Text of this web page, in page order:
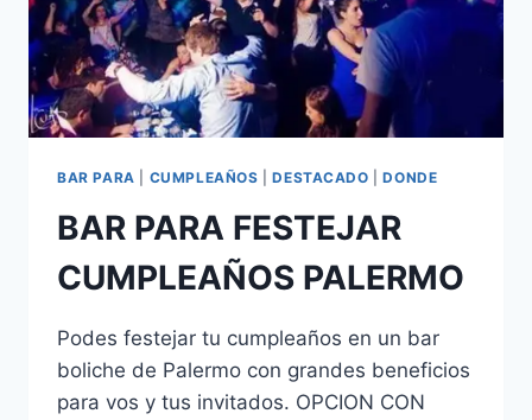
BAR PARA CUMPLEAÑOS |DESTACADO |DONDE
BAR PARA FESTEJAR
CUMPLEAÑOS PALERMO
Podes festejar tu cumpleaños en un bar
boliche de Palermo con grandes beneficios
para vos y tus invitados. OPCION CON